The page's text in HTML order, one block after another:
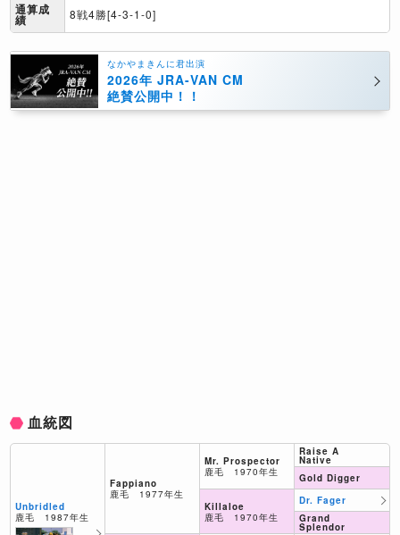
通算成
績 8戦4勝[4-3-1-0]
なかやまきんに君出演
2026年 JRA-VAN CM
絶賛公開中！！
血統図
Unbridled
鹿毛 1987年生
Fappiano
鹿毛 1977年生
Mr. Prospector
鹿毛 1970年生
Killaloe
鹿毛 1970年生
Raise A
Native
Gold Digger
Dr. Fager
Grand
Splendor